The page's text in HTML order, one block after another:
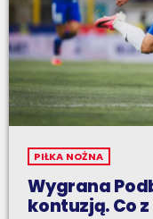
PIŁKA NOŻNA
Wygrana
kontuzją. Co